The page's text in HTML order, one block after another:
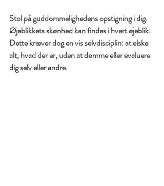
Stol på guddommelighedens opstigning i dig.
Øjeblikkets skønhed kan findes i hvert øjeblik.
Dette kræver dog en vis selvdisciplin: at elske
alt, hvad der er, uden at dømme eller evaluere
dig selv eller andre.